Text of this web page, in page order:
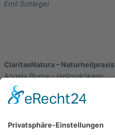
Emil Schlegel
ClaritasNatura – Naturheilpraxis
Angela Blume – Heilpraktikerin
Rögengrund
22395 Hamburg
+49 172 4254316